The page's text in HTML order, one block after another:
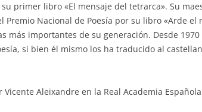
primer libro «El mensaje del tetrarca». Su
Premio Nacional de Poesía por su libro «Arde el
más importantes de su generación. Desde
si bien él mismo los ha traducido al
Aleixandre en la Real Academia